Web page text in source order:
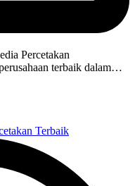
Percetakan
terbaik dalam…
Terbaik